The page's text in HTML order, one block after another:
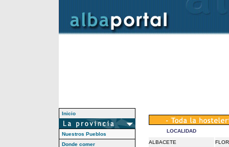
Inicio
Nuestros Pueblos
Donde comer
LOCALIDAD
ALBACETE